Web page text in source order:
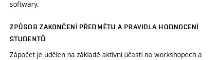
softwary.
ZPŮSOB ZAKONČENÍ PŘEDMĚTU A PRAVIDLA HODNOCENÍ
STUDENTŮ
Zápočet je udělen na základě aktivní účasti na workshopech a